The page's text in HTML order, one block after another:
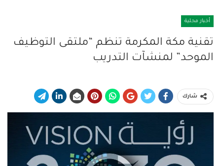
أخبار محلية
تقنية مكة المكرمة تنظم “ملتقى التوظيف
الموحد” لمنشآت التدريب
شارك